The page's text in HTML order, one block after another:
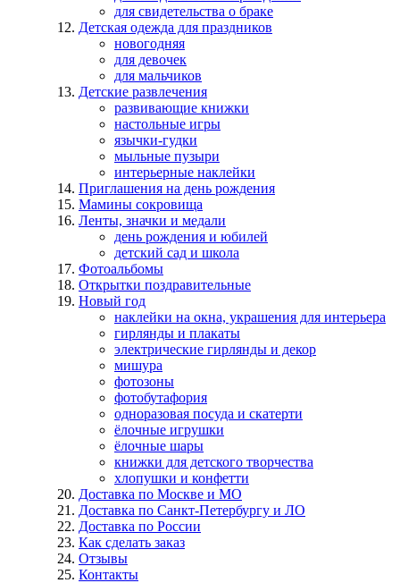
для свидетельства о браке
Детская одежда для праздников
новогодняя
для девочек
для мальчиков
Детские развлечения
развивающие книжки
настольные игры
язычки-гудки
мыльные пузыри
интерьерные наклейки
Приглашения на день рождения
Мамины сокровища
Ленты, значки и медали
день рождения и юбилей
детский сад и школа
Фотоальбомы
Открытки поздравительные
Новый год
наклейки на окна, украшения для интерьера
гирлянды и плакаты
электрические гирлянды и декор
мишура
фотозоны
фотобутафория
одноразовая посуда и скатерти
ёлочные игрушки
ёлочные шары
книжки для детского творчества
хлопушки и конфетти
Доставка по Москве и МО
Доставка по Санкт-Петербургу и ЛО
Доставка по России
Как сделать заказ
Отзывы
Контакты